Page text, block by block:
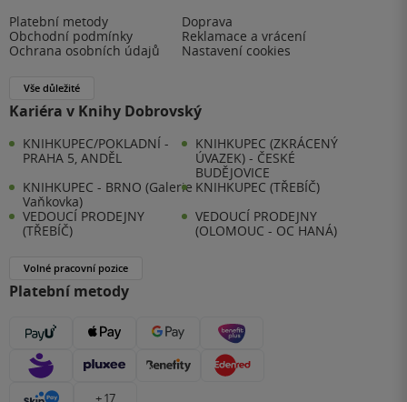
Platební metody
Doprava
Obchodní podmínky
Reklamace a vrácení
Ochrana osobních údajů
Nastavení cookies
Vše důležité
Kariéra v Knihy Dobrovský
KNIHKUPEC/POKLADNÍ -
PRAHA 5, ANDĚL
KNIHKUPEC (ZKRÁCENÝ
ÚVAZEK) - ČESKÉ
BUDĚJOVICE
KNIHKUPEC - BRNO (Galerie
Vaňkovka)
KNIHKUPEC (TŘEBÍČ)
VEDOUCÍ PRODEJNY
(TŘEBÍČ)
VEDOUCÍ PRODEJNY
(OLOMOUC - OC HANÁ)
Volné pracovní pozice
Platební metody
+ 17